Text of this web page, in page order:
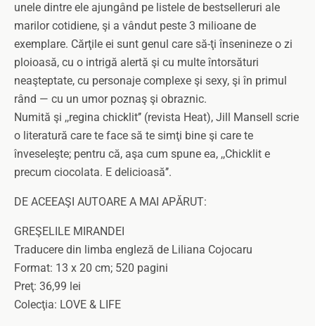
unele dintre ele ajungând pe listele de bestselleruri ale
marilor cotidiene, şi a vândut peste 3 milioane de
exemplare. Cărţile ei sunt genul care să-ţi însenineze o zi
ploioasă, cu o intrigă alertă şi cu multe întorsături
neaşteptate, cu personaje complexe şi sexy, şi în primul
rând — cu un umor poznaş şi obraznic.
Numită şi ,,regina chicklit’’ (revista Heat), Jill Mansell scrie
o literatură care te face să te simţi bine şi care te
înveseleşte; pentru că, aşa cum spune ea, ,,Chicklit e
precum ciocolata. E delicioasă’’.
DE ACEEAŞI AUTOARE A MAI APĂRUT:
GREŞELILE MIRANDEI
Traducere din limba engleză de Liliana Cojocaru
Format: 13 x 20 cm; 520 pagini
Preţ: 36,99 lei
Colecţia: LOVE & LIFE